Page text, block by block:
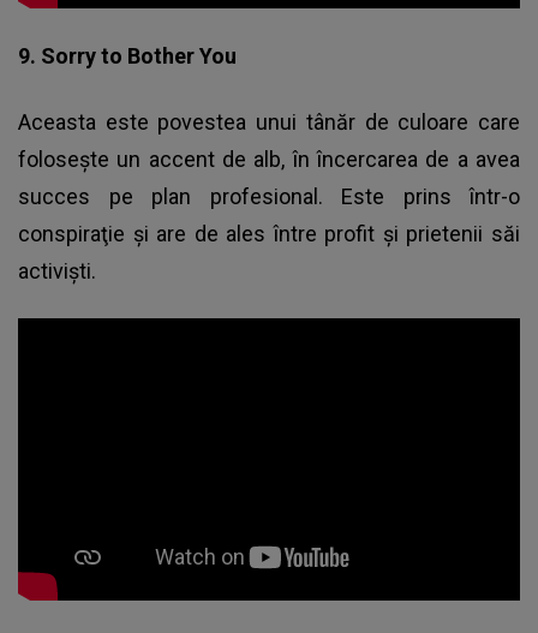
9. Sorry to Bother You
Aceasta este povestea unui tânăr de culoare care
foloseşte un accent de alb, în încercarea de a avea
succes pe plan profesional. Este prins într-o
conspiraţie şi are de ales între profit şi prietenii săi
activişti.